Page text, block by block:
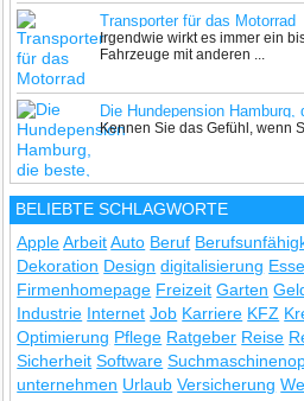
Transporter für das Motorrad
Irgendwie wirkt es immer ein
Fahrzeuge mit anderen ...
Die Hundepension
nächste
Kennen Sie das Gefühl, wenn
BELIEBTE SCHLAGWORTE
Apple Arbeit Auto Beruf
Dekoration Design digitalisierung
Firmenhomepage Freizeit Garten
Industrie Internet Job Karriere KFZ
Optimierung Pflege Ratgeber Reise
Sicherheit Software
unternehmen Urlaub Versicherung